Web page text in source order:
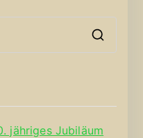
jähriges Jubiläum